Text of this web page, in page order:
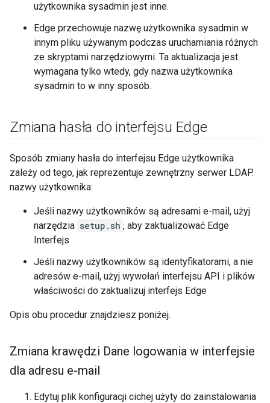
użytkownika sysadmin jest inne.
Edge przechowuje nazwę użytkownika sysadmin w
innym pliku używanym podczas uruchamiania różnych
ze skryptami narzędziowymi. Ta aktualizacja jest
wymagana tylko wtedy, gdy nazwa użytkownika
sysadmin to w inny sposób.
Zmiana hasła do interfejsu Edge
Sposób zmiany hasła do interfejsu Edge użytkownika
zależy od tego, jak reprezentuje zewnętrzny serwer LDAP.
nazwy użytkownika:
Jeśli nazwy użytkowników są adresami e-mail, użyj
narzędzia setup.sh , aby zaktualizować Edge
Interfejs
Jeśli nazwy użytkowników są identyfikatorami, a nie
adresów e-mail, użyj wywołań interfejsu API i plików
właściwości do zaktualizuj interfejs Edge
Opis obu procedur znajdziesz poniżej.
Zmiana krawędzi Dane logowania w interfejsie
dla adresu e-mail
Edytuj plik konfiguracji cichej użyty do zainstalowania